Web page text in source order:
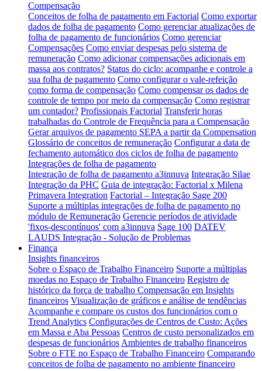
Compensação
Conceitos de folha de pagamento em Factorial Como exportar
dados de folha de pagamento Como gerenciar atualizações de
folha de pagamento de funcionários Como gerenciar
Compensações Como enviar despesas pelo sistema de
remuneração Como adicionar compensações adicionais em
massa aos contratos? Status do ciclo: acompanhe e controle a
sua folha de pagamento Como configurar o vale-refeição
como forma de compensação Como compensar os dados de
controle de tempo por meio da compensação Como registrar
um contador? Profissionais Factorial Transferir horas
trabalhadas do Controle de Frequência para a Compensação
Gerar arquivos de pagamento SEPA a partir da Compensation
Glossário de conceitos de remuneração Configurar a data de
fechamento automático dos ciclos de folha de pagamento
Integrações de folha de pagamento
Integração de folha de pagamento a3innuva Integração Silae
Integração da PHC Guia de integração: Factorial x Milena
Primavera Integration Factorial – Integração Sage 200
Suporte a múltiplas integrações de folha de pagamento no
módulo de Remuneração Gerencie períodos de atividade
'fixos-descontínuos' com a3innuva Sage 100 DATEV
LAUDS Integração - Solução de Problemas
Finança
Insights financeiros
Sobre o Espaço de Trabalho Financeiro Suporte a múltiplas
moedas no Espaço de Trabalho Financeiro Registro de
histórico da força de trabalho Compensação em Insights
financeiros Visualização de gráficos e análise de tendências
Acompanhe e compare os custos dos funcionários com o
Trend Analytics Configurações de Centros de Custo: Ações
em Massa e Aba Pessoas Centros de custo personalizados em
despesas de funcionários Ambientes de trabalho financeiros
Sobre o FTE no Espaço de Trabalho Financeiro Comparando
conceitos de folha de pagamento no ambiente financeiro